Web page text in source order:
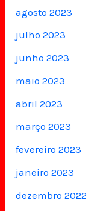
agosto 2023
julho 2023
junho 2023
maio 2023
abril 2023
março 2023
fevereiro 2023
janeiro 2023
dezembro 2022